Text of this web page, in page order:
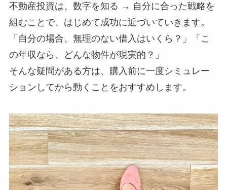
不動産投資は、数字を知る → 自分に合った戦略を
組むことで、はじめて成功に近づいていきます。
「自分の場合、無理のない借入はいくら？」「こ
の年収なら、どんな物件が現実的？」
そんな疑問がある方は、購入前に一度シミュレー
ションしてから動くことをおすすめします。